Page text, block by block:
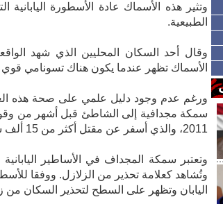
وتثير هذه الأسماك عادة الأسطورة اليابانية
الطبيعية.
وقال أحد السكان المحليين الذي شهد
الأسماك تظهر عندما يكون هناك تسونامي قوي
ورغم عدم وجود دليل علمي على صحة هذه
سمكة مجدافية إلى الشاطئ قبل أشهر من وقوع
2011، والذي أسفر عن مقتل أكثر من 15 ألف شخص وزلزال بقوة 9.0 درجات.
وتعتبر سمكة المجداف في الأساطير
وتُشاهد كعلامة تحذير من الزلازل. ووفقا
اليابان وتظهر على السطح لتحذير السكان